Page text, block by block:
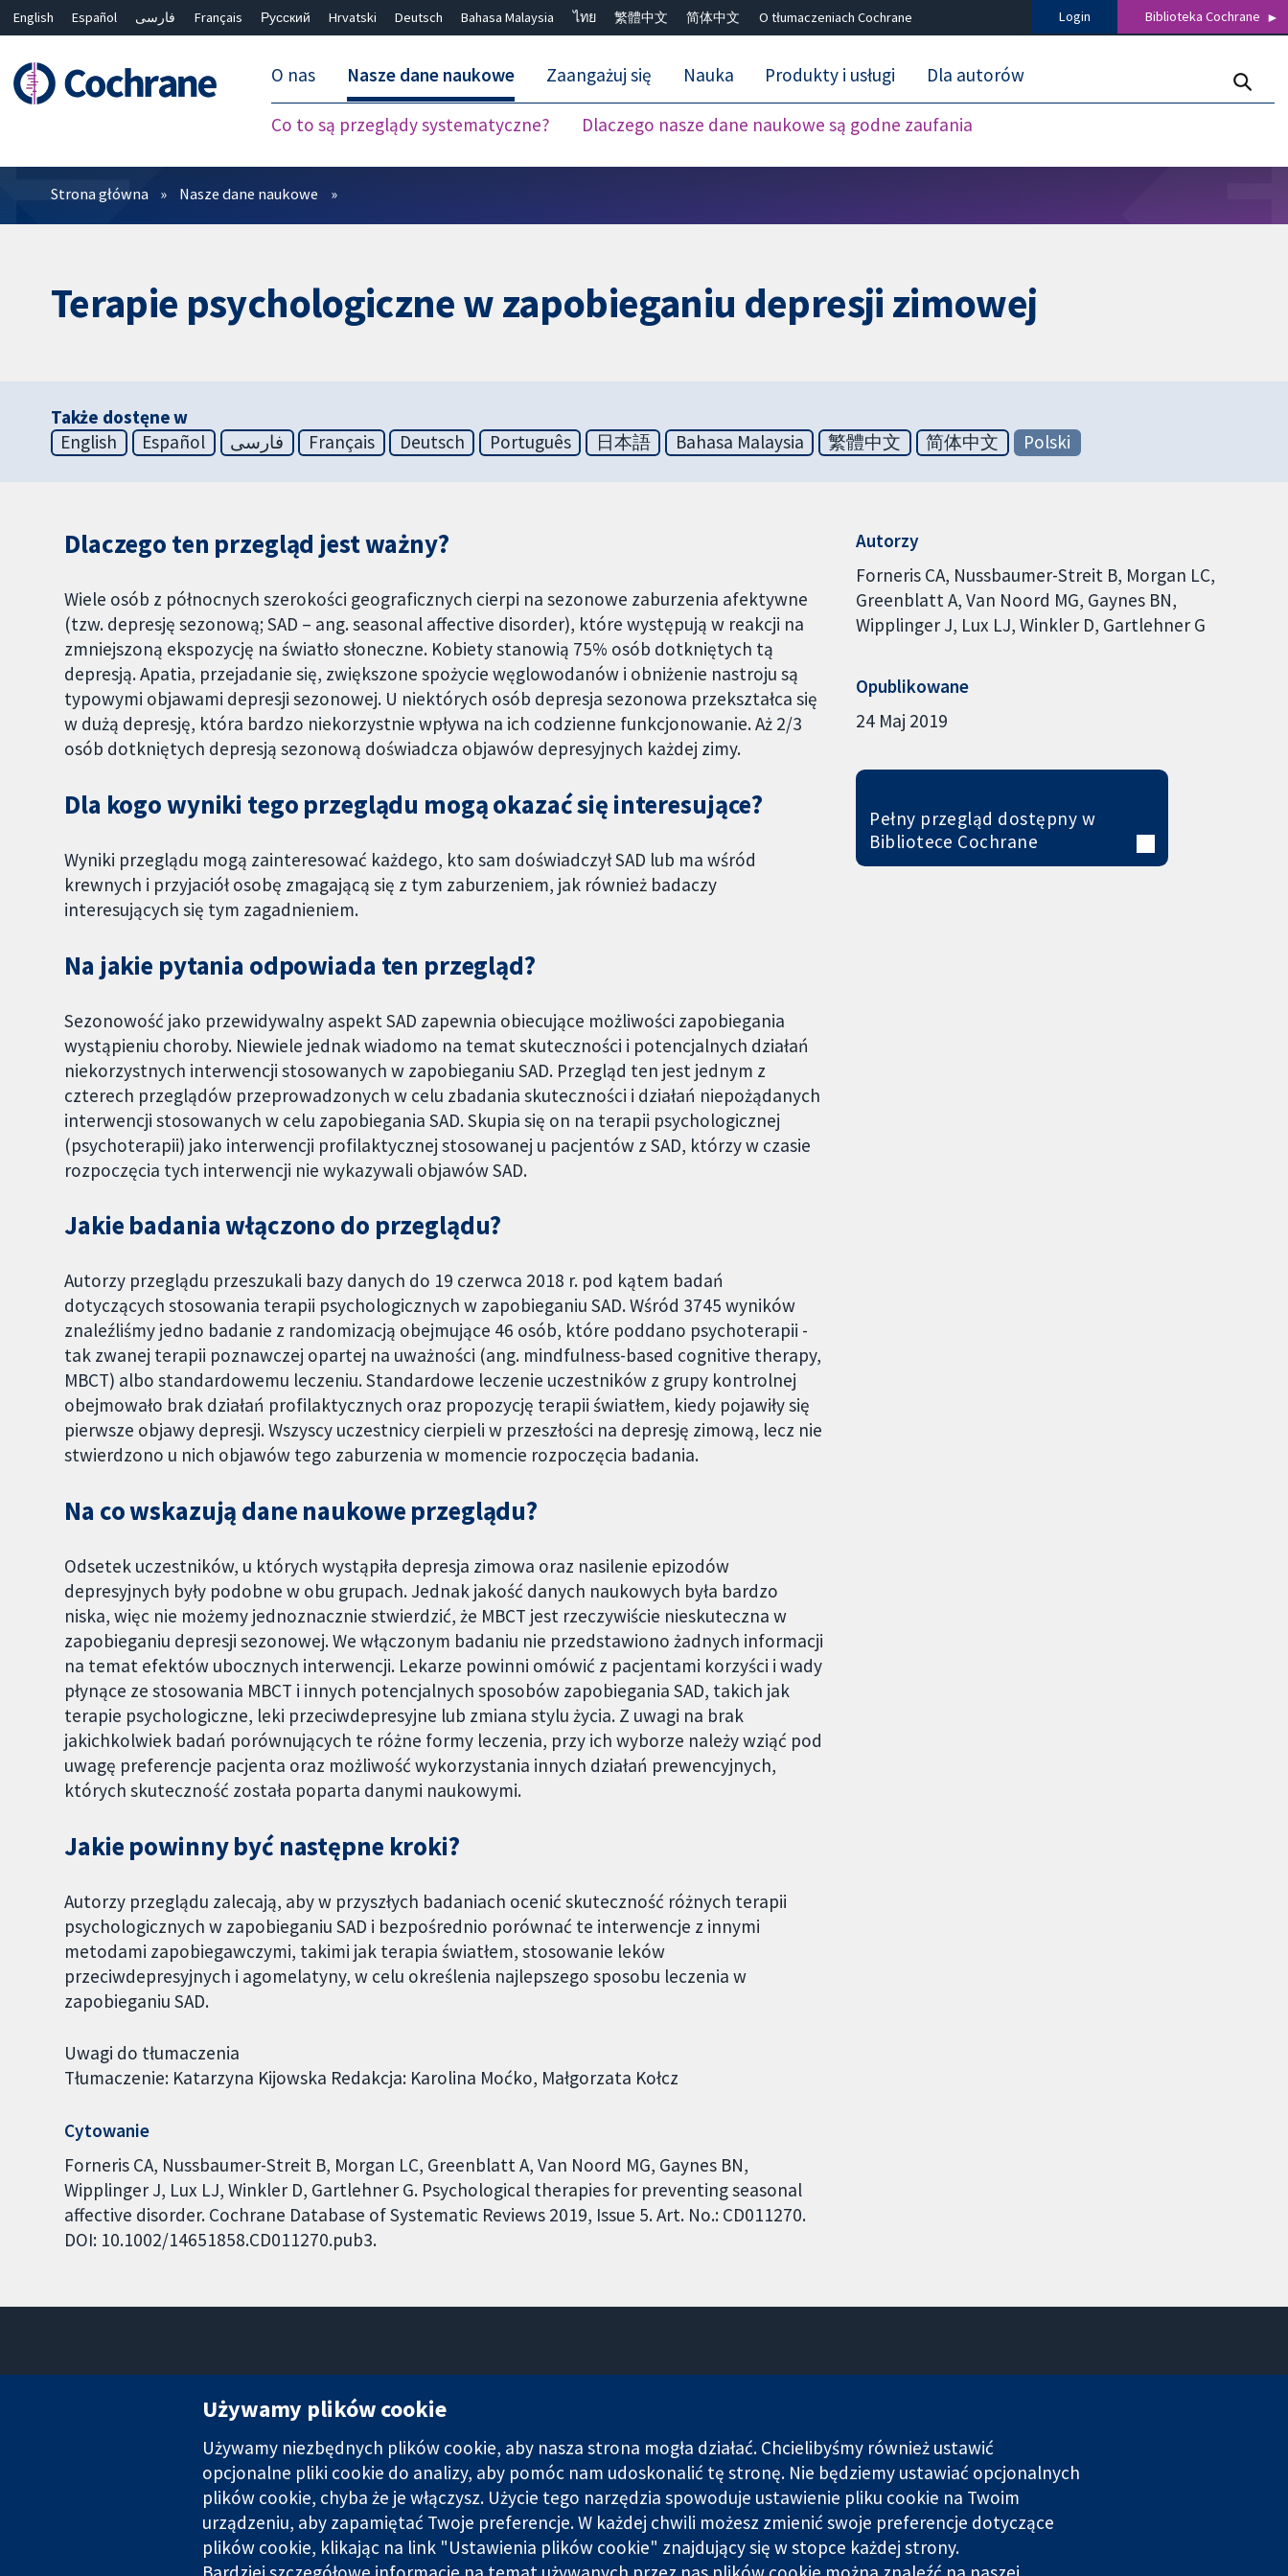
English Español فارسی Français Русский Hrvatski Deutsch Bahasa Malaysia ไทย 繁體中文 简体中文 O tłumaczeniach Cochrane Login Biblioteka Cochrane
O nas Nasze dane naukowe
Co to są przeglądy systematyczne? Dlaczego nasze dane naukowe są godne zaufania
Zaangażuj się Nauka Produkty i usługi Dla autorów
Filtry
Strona główna Nasze dane naukowe
Terapie psychologiczne w zapobieganiu depresji zimowej
Także dostęne w
English
Español فارسی Français Deutsch Português 日本語 Bahasa Malaysia 繁體中文 简体中文 Polski
Dlaczego ten przegląd jest ważny?
Wiele osób z północnych szerokości geograficznych cierpi na sezonowe zaburzenia afektywne
(tzw. depresję sezonową; SAD – ang. seasonal affective disorder), które występują w reakcji na
zmniejszoną ekspozycję na światło słoneczne. Kobiety stanowią 75% osób dotkniętych tą
depresją. Apatia, przejadanie się, zwiększone spożycie węglowodanów i obniżenie nastroju są
typowymi objawami depresji sezonowej. U niektórych osób depresja sezonowa przekształca się
w dużą depresję, która bardzo niekorzystnie wpływa na ich codzienne funkcjonowanie. Aż 2/3
osób dotkniętych depresją sezonową doświadcza objawów depresyjnych każdej zimy.
Dla kogo wyniki tego przeglądu mogą okazać się interesujące?
Wyniki przeglądu mogą zainteresować każdego, kto sam doświadczył SAD lub ma wśród
krewnych i przyjaciół osobę zmagającą się z tym zaburzeniem, jak również badaczy
interesujących się tym zagadnieniem.
Na jakie pytania odpowiada ten przegląd?
Sezonowość jako przewidywalny aspekt SAD zapewnia obiecujące możliwości zapobiegania
wystąpieniu choroby. Niewiele jednak wiadomo na temat skuteczności i potencjalnych działań
niekorzystnych interwencji stosowanych w zapobieganiu SAD. Przegląd ten jest jednym z
czterech przeglądów przeprowadzonych w celu zbadania skuteczności i działań niepożądanych
interwencji stosowanych w celu zapobiegania SAD. Skupia się on na terapii psychologicznej
(psychoterapii) jako interwencji profilaktycznej stosowanej u pacjentów z SAD, którzy w czasie
rozpoczęcia tych interwencji nie wykazywali objawów SAD.
Jakie badania włączono do przeglądu?
Autorzy przeglądu przeszukali bazy danych do 19 czerwca 2018 r. pod kątem badań
dotyczących stosowania terapii psychologicznych w zapobieganiu SAD. Wśród 3745 wyników
znaleźliśmy jedno badanie z randomizacją obejmujące 46 osób, które poddano psychoterapii -
tak zwanej terapii poznawczej opartej na uważności (ang. mindfulness-based cognitive therapy,
MBCT) albo standardowemu leczeniu. Standardowe leczenie uczestników z grupy kontrolnej
obejmowało brak działań profilaktycznych oraz propozycję terapii światłem, kiedy pojawiły się
pierwsze objawy depresji. Wszyscy uczestnicy cierpieli w przeszłości na depresję zimową, lecz nie
stwierdzono u nich objawów tego zaburzenia w momencie rozpoczęcia badania.
Na co wskazują dane naukowe przeglądu?
Odsetek uczestników, u których wystąpiła depresja zimowa oraz nasilenie epizodów
depresyjnych były podobne w obu grupach. Jednak jakość danych naukowych była bardzo
niska, więc nie możemy jednoznacznie stwierdzić, że MBCT jest rzeczywiście nieskuteczna w
zapobieganiu depresji sezonowej. We włączonym badaniu nie przedstawiono żadnych informacji
na temat efektów ubocznych interwencji. Lekarze powinni omówić z pacjentami korzyści i wady
płynące ze stosowania MBCT i innych potencjalnych sposobów zapobiegania SAD, takich jak
terapie psychologiczne, leki przeciwdepresyjne lub zmiana stylu życia. Z uwagi na brak
jakichkolwiek badań porównujących te różne formy leczenia, przy ich wyborze należy wziąć pod
uwagę preferencje pacjenta oraz możliwość wykorzystania innych działań prewencyjnych,
których skuteczność została poparta danymi naukowymi.
Jakie powinny być następne kroki?
Autorzy przeglądu zalecają, aby w przyszłych badaniach ocenić skuteczność różnych terapii
psychologicznych w zapobieganiu SAD i bezpośrednio porównać te interwencje z innymi
metodami zapobiegawczymi, takimi jak terapia światłem, stosowanie leków
przeciwdepresyjnych i agomelatyny, w celu określenia najlepszego sposobu leczenia w
zapobieganiu SAD.
Uwagi do tłumaczenia
Tłumaczenie: Katarzyna Kijowska Redakcja: Karolina Moćko, Małgorzata Kołcz
Cytowanie
Forneris CA, Nussbaumer-Streit B, Morgan LC, Greenblatt A, Van Noord MG, Gaynes BN,
Wipplinger J, Lux LJ, Winkler D, Gartlehner G. Psychological therapies for preventing seasonal
affective disorder. Cochrane Database of Systematic Reviews 2019, Issue 5. Art. No.: CD011270.
DOI: 10.1002/14651858.CD011270.pub3.
Autorzy
Forneris CA Nussbaumer-Streit B Morgan LC
Greenblatt A Van Noord MG Gaynes BN
Wipplinger J Lux LJ Winkler D Gartlehner G
Opublikowane
24 Maj 2019
Pełny przegląd dostępny w
Bibliotece Cochrane
Londyn
Wielka Brytania
O nas
Praca
Cochrane Library
Cochrane Collaboration to organizacja charytatywna (nr 1045921) i spółka z ograniczoną odpowiedzialnością (nr 03044323) zarejestrowana w Anglii i Walii. Numer rejestracyjny VAT GB 718
Używamy plików cookie
Używamy niezbędnych plików cookie, aby nasza strona mogła działać. Chcielibyśmy również ustawić
opcjonalne pliki cookie do analizy, aby pomóc nam udoskonalić tę stronę. Nie będziemy ustawiać opcjonalnych
plików cookie, chyba że je włączysz. Użycie tego narzędzia spowoduje ustawienie pliku cookie na Twoim
urządzeniu, aby zapamiętać Twoje preferencje. W każdej chwili możesz zmienić swoje preferencje dotyczące
plików cookie, klikając na link "Ustawienia plików cookie" znajdujący się w stopce każdej strony.